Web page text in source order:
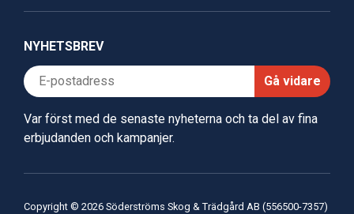
NYHETSBREV
Gå vidare
Var först med de senaste nyheterna och ta del av fina
erbjudanden och kampanjer.
Copyright © 2026 Söderströms Skog & Trädgård AB (556500-7357)